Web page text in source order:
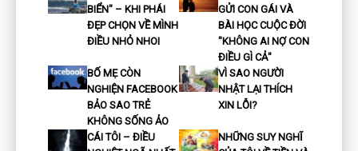
BIỂN" – KHI PHÁI
ĐẸP CHỌN VỀ MÌNH
ĐIỀU NHỎ NHOI
GỬI CON GÁI VÀ
BÀI HỌC CUỘC ĐỜI
"KHÔNG AI NỢ CON
ĐIỀU GÌ CẢ"
BỐ MẸ CÒN
NGHIỆN FACEBOOK
BẢO SAO TRẺ
KHÔNG SỐNG ẢO
VÌ SAO NGƯỜI
NHẬT LẠI THÍCH
XIN LỖI?
CÁI TÔI – ĐIỀU
NHỮNG SUY NGHĨ